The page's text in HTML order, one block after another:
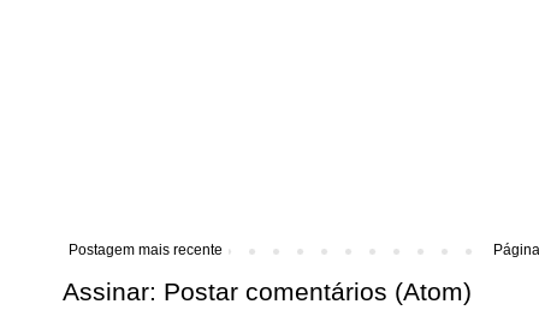
Postagem mais recente
Assinar: Postar comentários (Atom)